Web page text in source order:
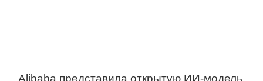
Alibaba представила открытую ИИ-модель,